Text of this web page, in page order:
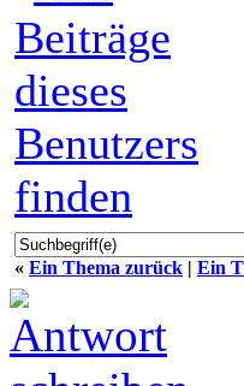
« Ein Thema zurück | Ein